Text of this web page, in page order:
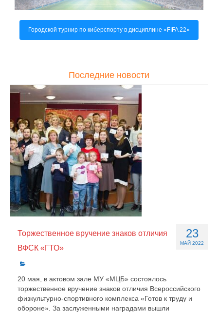
Городской турнир по киберспорту в дисциплине «FIFA 22»
Последние новости
23
МАЙ 2022
Торжественное вручение знаков отличия
ВФСК «ГТО»
20 мая, в актовом зале МУ «МЦБ» состоялось
торжественное вручение знаков отличия Всероссийского
физкультурно-спортивного комплекса «Готов к труду и
обороне». За заслуженными наградами вышли